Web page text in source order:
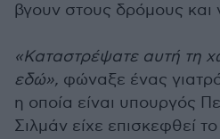
βγουν στους δρόμους και
«Καταστρέψατε αυτή τη
εδώ», φώναξε ένας
η οποία είναι υπουργός
Σιλμάν είχε επισκεφθεί